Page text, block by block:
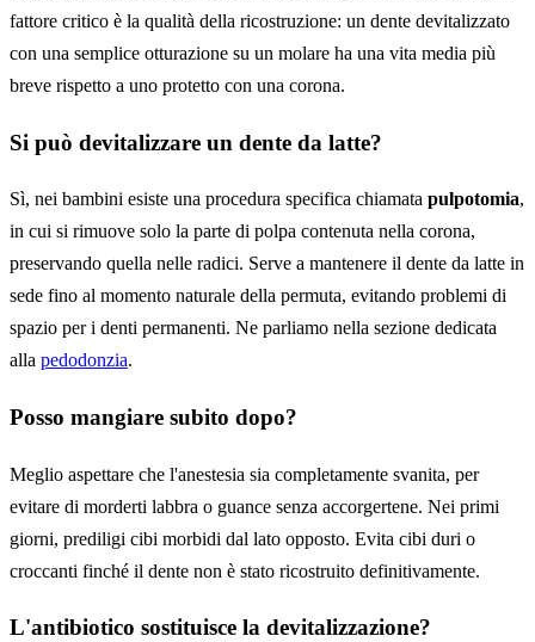
fattore critico è la qualità della ricostruzione: un dente devitalizzato
con una semplice otturazione su un molare ha una vita media più
breve rispetto a uno protetto con una corona.
Si può devitalizzare un dente da latte?
Sì, nei bambini esiste una procedura specifica chiamata pulpotomia,
in cui si rimuove solo la parte di polpa contenuta nella corona,
preservando quella nelle radici. Serve a mantenere il dente da latte in
sede fino al momento naturale della permuta, evitando problemi di
spazio per i denti permanenti. Ne parliamo nella sezione dedicata
alla pedodonzia.
Posso mangiare subito dopo?
Meglio aspettare che l'anestesia sia completamente svanita, per
evitare di morderti labbra o guance senza accorgertene. Nei primi
giorni, prediligi cibi morbidi dal lato opposto. Evita cibi duri o
croccanti finché il dente non è stato ricostruito definitivamente.
L'antibiotico sostituisce la devitalizzazione?